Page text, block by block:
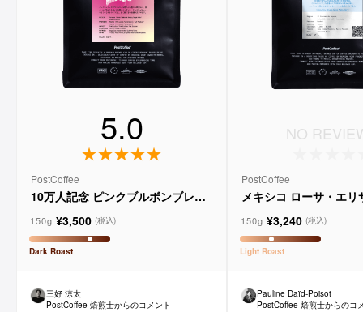
5.0
PostCoffee
10万人記念 ピンクブルボンブレン
150g ¥3,500 (税込)
Dark Roast
三好 涼太
PostCoffee 焙煎士からのコメント
NO
PostCoffee
メキシコ ローサ・エリ
150g ¥3,240 (税込)
Light Roast
Pauline Daïd-Poisot
PostCoffee 焙煎士からのコ